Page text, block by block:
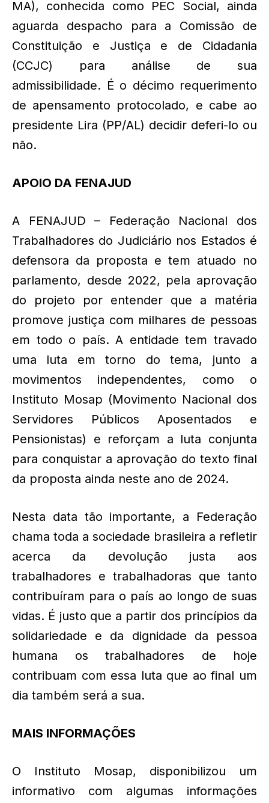
MA), conhecida como PEC Social, ainda
aguarda despacho para a Comissão de
Constituição e Justiça e de Cidadania
(CCJC) para análise de sua
admissibilidade. É o décimo requerimento
de apensamento protocolado, e cabe ao
presidente Lira (PP/AL) decidir deferi-lo ou
não.
APOIO DA FENAJUD
A FENAJUD – Federação Nacional dos
Trabalhadores do Judiciário nos Estados é
defensora da proposta e tem atuado no
parlamento, desde 2022, pela aprovação
do projeto por entender que a matéria
promove justiça com milhares de pessoas
em todo o país. A entidade tem travado
uma luta em torno do tema, junto a
movimentos independentes, como o
Instituto Mosap (Movimento Nacional dos
Servidores Públicos Aposentados e
Pensionistas) e reforçam a luta conjunta
para conquistar a aprovação do texto final
da proposta ainda neste ano de 2024.
Nesta data tão importante, a Federação
chama toda a sociedade brasileira a refletir
acerca da devolução justa aos
trabalhadores e trabalhadoras que tanto
contribuíram para o país ao longo de suas
vidas. É justo que a partir dos princípios da
solidariedade e da dignidade da pessoa
humana os trabalhadores de hoje
contribuam com essa luta que ao final um
dia também será a sua.
MAIS INFORMAÇÕES
O Instituto Mosap, disponibilizou um
informativo com algumas informações